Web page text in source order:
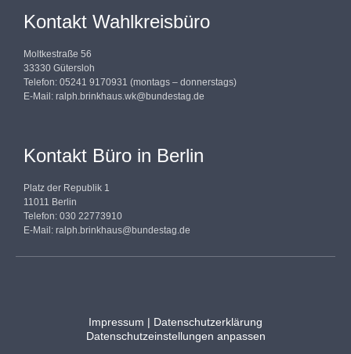
Kontakt Wahlkreisbüro
Moltkestraße 56
33330 Gütersloh
Telefon: 05241 9170931 (montags – donnerstags)
E-Mail: ralph.brinkhaus.wk@bundestag.de
Kontakt Büro in Berlin
Platz der Republik 1
11011 Berlin
Telefon: 030 22773910
E-Mail: ralph.brinkhaus@bundestag.de
Impressum | Datenschutzerklärung
Datenschutzeinstellungen anpassen